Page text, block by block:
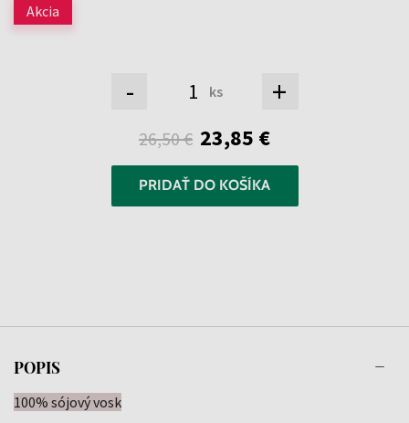
Akcia
- ks +
26,50 € 23,85 €
PRIDAŤ DO KOŠÍKA
POPIS
100% sójový vosk